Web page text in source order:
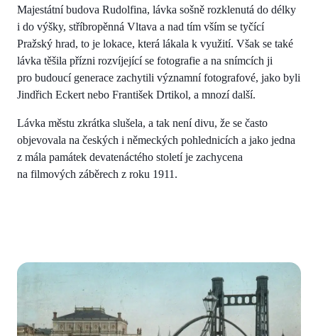
Majestátní budova Rudolfina, lávka sošně rozklenutá do délky
i do výšky, stříbropěnná Vltava a nad tím vším se tyčící
Pražský hrad, to je lokace, která lákala k využití. Však se také
lávka těšila přízni rozvíjející se fotografie a na snímcích ji
pro budoucí generace zachytili významní fotografové, jako byli
Jindřich Eckert nebo František Drtikol, a mnozí další.
Lávka městu zkrátka slušela, a tak není divu, že se často
objevovala na českých i německých pohlednicích a jako jedna
z mála památek devatenáctého století je zachycena
na filmových záběrech z roku 1911.